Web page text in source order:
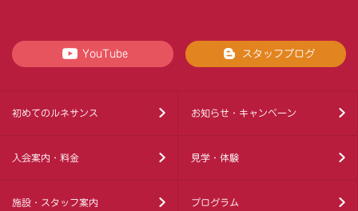
YouTube スタッフブログ
初めてのルネサンス お知らせ・キャンペーン
入会案内・料金 見学・体験
施設・スタッフ案内 プログラム